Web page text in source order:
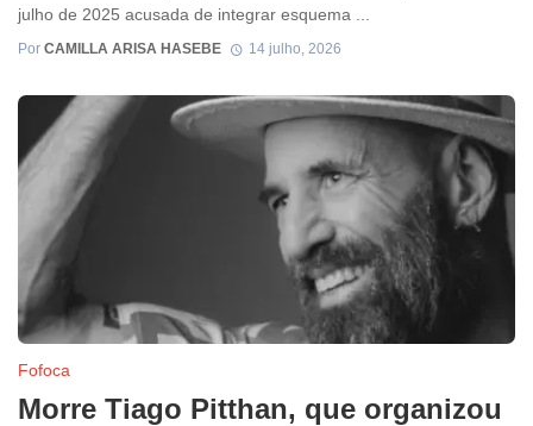
julho de 2025 acusada de integrar esquema ...
Por CAMILLA ARISA HASEBE 14 julho, 2026
Fofoca
Morre Tiago Pitthan, que organizou